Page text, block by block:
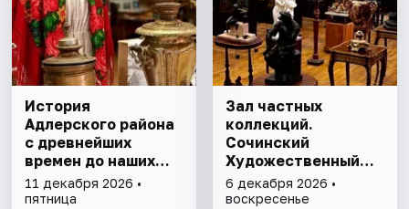
История
Адлерского района
с древнейших
времен до наших
дней. Экскурсия
11 декабря 2026 •
пятница
Зал частных
коллекций.
Сочинский
Художественный
музей им. Д.Д.
Жилинского
6 декабря 2026 •
воскресенье